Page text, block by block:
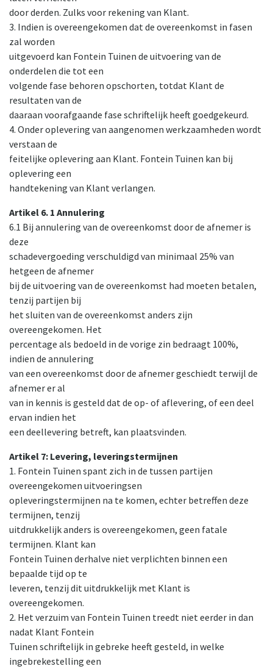
door derden. Zulks voor rekening van Klant.
3. Indien is overeengekomen dat de overeenkomst in fasen
zal worden
uitgevoerd kan Fontein Tuinen de uitvoering van de
onderdelen die tot een
volgende fase behoren opschorten, totdat Klant de
resultaten van de
daaraan voorafgaande fase schriftelijk heeft goedgekeurd.
4. Onder oplevering van aangenomen werkzaamheden wordt
verstaan de
feitelijke oplevering aan Klant. Fontein Tuinen kan bij
oplevering een
handtekening van Klant verlangen.
Artikel 6. 1 Annulering
6.1 Bij annulering van de overeenkomst door de afnemer is
deze
schadevergoeding verschuldigd van minimaal 25% van
hetgeen de afnemer
bij de uitvoering van de overeenkomst had moeten betalen,
tenzij partijen bij
het sluiten van de overeenkomst anders zijn
overeengekomen. Het
percentage als bedoeld in de vorige zin bedraagt 100%,
indien de annulering
van een overeenkomst door de afnemer geschiedt terwijl de
afnemer er al
van in kennis is gesteld dat de op- of aflevering, of een deel
ervan indien het
een deellevering betreft, kan plaatsvinden.
Artikel 7: Levering, leveringstermijnen
1. Fontein Tuinen spant zich in de tussen partijen
overeengekomen uitvoeringsen
opleveringstermijnen na te komen, echter betreffen deze
termijnen, tenzij
uitdrukkelijk anders is overeengekomen, geen fatale
termijnen. Klant kan
Fontein Tuinen derhalve niet verplichten binnen een
bepaalde tijd op te
leveren, tenzij dit uitdrukkelijk met Klant is
overeengekomen.
2. Het verzuim van Fontein Tuinen treedt niet eerder in dan
nadat Klant Fontein
Tuinen schriftelijk in gebreke heeft gesteld, in welke
ingebrekestelling een